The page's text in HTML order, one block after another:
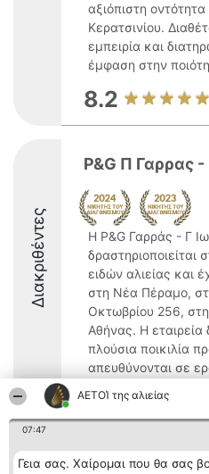
ΑΕΤΟΊ της αλιείας
07:47
Γεια σας. Χαίρομαι που θα σας
αξιόπιστη
Κερατσινίου.
εμπειρία και
έμφαση στην
8.2
Διακριθέντες
P&G Π Γαρρας
Η P&G Γαρράς - Γ
δραστηριοποιείται
ειδών αλιείας και
στη Νέα Πέραμο,
Οκτωβρίου 256,
Αθήνας. Η εταιρεία
πλούσια ποικιλία
απευθύνονται σε
Διοργανωτής της